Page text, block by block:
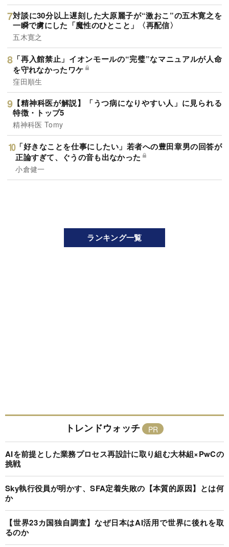
対談に30分以上遅刻した大原麗子が“激おこ”の五木寛之を
一瞬で虜にした「魔性のひとこと」〈再配信〉
五木寛之
「再入館禁止」イオンモールの“完璧”なマニュアルが人命
を守れなかったワケ
窪田順生
【精神科医が解説】「うつ病になりやすい人」に見られる
特徴・トップ5
精神科医 Tomy
「好きなことを仕事にしたい」若者への豊田章男の回答が
正論すぎて、ぐうの音も出なかった
小倉健一
ランキング一覧
トレンドウォッチ
AIを前提とした業務プロセス再設計に取り組む大林組×PwCの
挑戦
Sky執行役員が明かす、SFA定着失敗の【本質的原因】とは何
か
【世界23カ国独自調査】なぜ日本はAI活用で世界に後れを取
るのか